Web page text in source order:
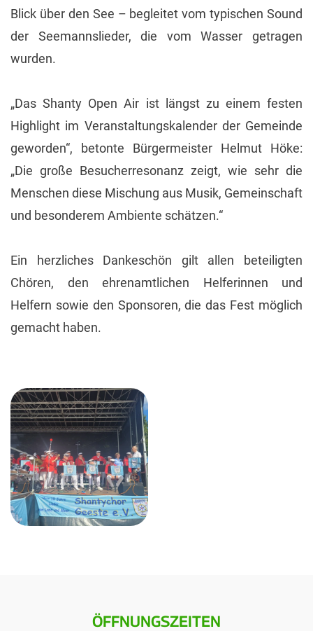
Blick über den See – begleitet vom typischen Sound
der Seemannslieder, die vom Wasser getragen
wurden.
„Das Shanty Open Air ist längst zu einem festen
Highlight im Veranstaltungskalender der Gemeinde
geworden“, betonte Bürgermeister Helmut Höke:
„Die große Besucherresonanz zeigt, wie sehr die
Menschen diese Mischung aus Musik, Gemeinschaft
und besonderem Ambiente schätzen.“
Ein herzliches Dankeschön gilt allen beteiligten
Chören, den ehrenamtlichen Helferinnen und
Helfern sowie den Sponsoren, die das Fest möglich
gemacht haben.
ÖFFNUNGSZEITEN